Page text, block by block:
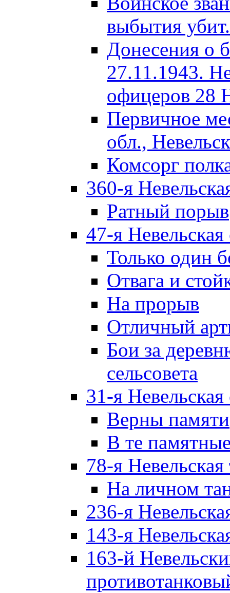
выбытия убит.
Донесения о
27.11.1943.
офицеров 28
Первичное
обл.,
Комсорг
360-я
Ратный порыв
47-я Невельская
Только один
Отвага и
На прорыв
Отличный
Бои за
сельсовета
31-я Невельская
Верны памяти
В те
78-я Невельская
На личном
236-я
143-я
163-й